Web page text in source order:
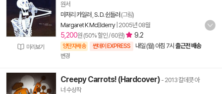
미리보기
원서
마저리 카일러 S. D. 쉰들러 (그림)
Margaret K McElderry 2005년 08월
5,200원 (50% 할인 / 60원) 9.2
양탄자배송 썬데이 EXPRESS 내일 (월) 아침 7시 출근전 배송
변경
Creepy Carrots! (Hardcover) - 2013 칼데콧 아
너 수상작